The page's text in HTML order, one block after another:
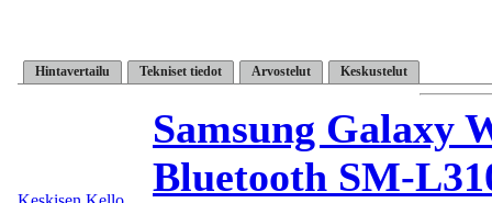
Hintavertailu Tekniset tiedot Arvostelut Keskustelut
Samsung Galaxy
Bluetooth SM-